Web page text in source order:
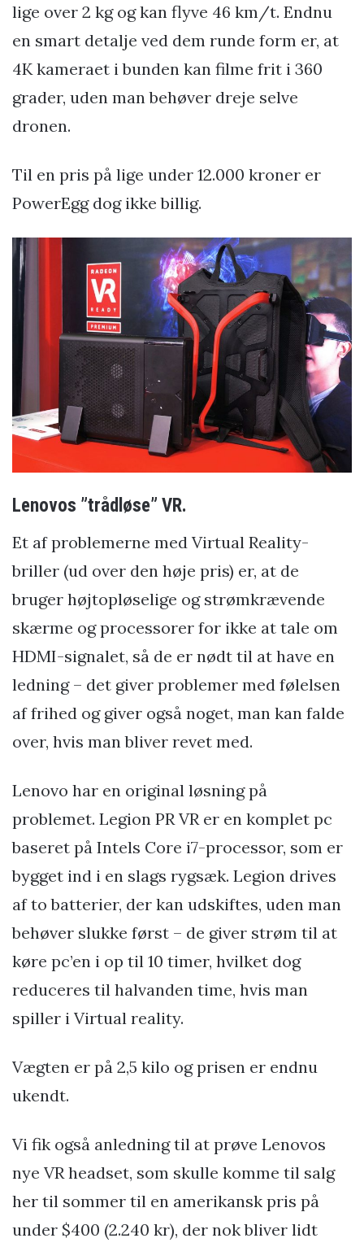
lige over 2 kg og kan flyve 46 km/t. Endnu
en smart detalje ved dem runde form er, at
4K kameraet i bunden kan filme frit i 360
grader, uden man behøver dreje selve
dronen.
Til en pris på lige under 12.000 kroner er
PowerEgg dog ikke billig.
Lenovos ”trådløse” VR.
Et af problemerne med Virtual Reality-
briller (ud over den høje pris) er, at de
bruger højtopløselige og strømkrævende
skærme og processorer for ikke at tale om
HDMI-signalet, så de er nødt til at have en
ledning – det giver problemer med følelsen
af frihed og giver også noget, man kan falde
over, hvis man bliver revet med.
Lenovo har en original løsning på
problemet. Legion PR VR er en komplet pc
baseret på Intels Core i7-processor, som er
bygget ind i en slags rygsæk. Legion drives
af to batterier, der kan udskiftes, uden man
behøver slukke først – de giver strøm til at
køre pc’en i op til 10 timer, hvilket dog
reduceres til halvanden time, hvis man
spiller i Virtual reality.
Vægten er på 2,5 kilo og prisen er endnu
ukendt.
Vi fik også anledning til at prøve Lenovos
nye VR headset, som skulle komme til salg
her til sommer til en amerikansk pris på
under $400 (2.240 kr), der nok bliver lidt